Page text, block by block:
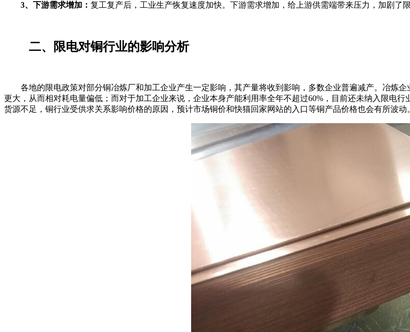
3、下游需求增加： 复工复产后，工业生产恢复速度加快。下游需求增加，给上游供需端带来压力，加剧了限
二、限电对铜行业的影响分析
各地的限电政策对部分铜冶炼厂和加工企业产生一定影响，其产量将收到影响，多数企业普遍减产。冶炼
更大，从而相对耗电量偏低；而对于加工企业来说，企业本身产能利用率全年不超过60%，目前还未纳入限电
货源不足，铜行业受供求关系影响价格的原因，预计市场铜价和快猫回家网站的入口等铜产品价格也会有所波动